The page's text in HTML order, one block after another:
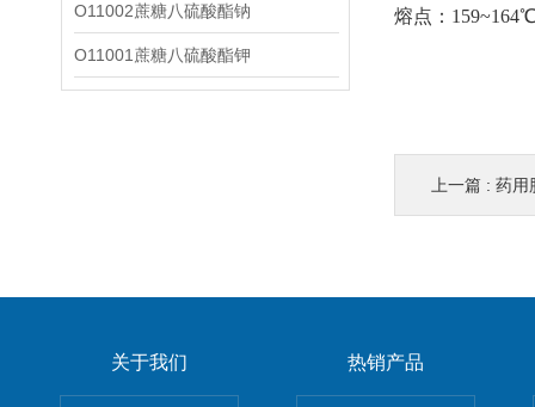
O11002蔗糖八硫酸酯钠
O11001蔗糖八硫酸酯钾
熔点：
上一篇 : 药用胆
关于我们 热销产品